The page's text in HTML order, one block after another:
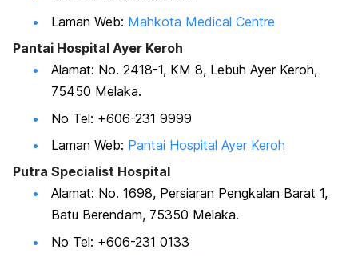
Laman Web: Mahkota Medical Centre
Pantai Hospital Ayer Keroh
Alamat: No. 2418-1, KM 8, Lebuh Ayer Keroh,
75450 Melaka.
No Tel: +606-231 9999
Laman Web: Pantai Hospital Ayer Keroh
Putra Specialist Hospital
Alamat: No. 1698, Persiaran Pengkalan Barat 1,
Batu Berendam, 75350 Melaka.
No Tel: +606-231 0133